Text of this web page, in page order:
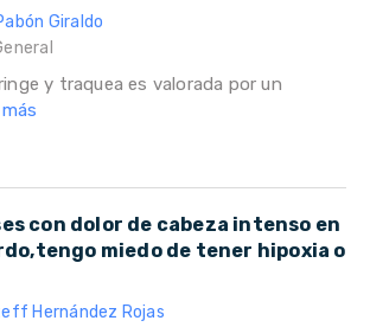
Giraldo
y traquea es valorada por un
con dolor de cabeza intenso en
miedo de tener hipoxia o
Hernández Rojas